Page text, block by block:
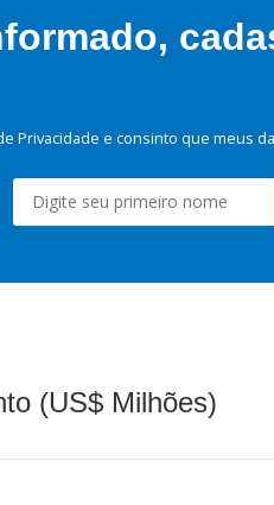
Privacidade e consinto que meus
(US$ Milhões)